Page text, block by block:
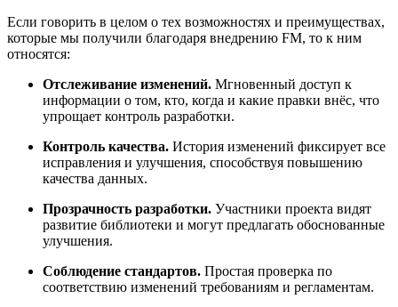
Если говорить в целом о тех возможностях и преимуществах,
которые мы получили благодаря внедрению FM, то к ним
относятся:
Отслеживание изменений. Мгновенный доступ к
информации о том, кто, когда и какие правки внёс, что
упрощает контроль разработки.
Контроль качества. История изменений фиксирует все
исправления и улучшения, способствуя повышению
качества данных.
Прозрачность разработки. Участники проекта видят
развитие библиотеки и могут предлагать обоснованные
улучшения.
Соблюдение стандартов. Простая проверка по
соответствию изменений требованиям и регламентам.